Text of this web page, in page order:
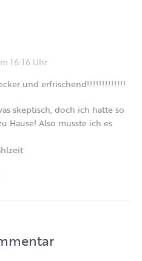
16:16 Uhr
und erfrischend!!!!!!!!!!!!!
skeptisch, doch ich hatte so
Hause! Also musste ich es